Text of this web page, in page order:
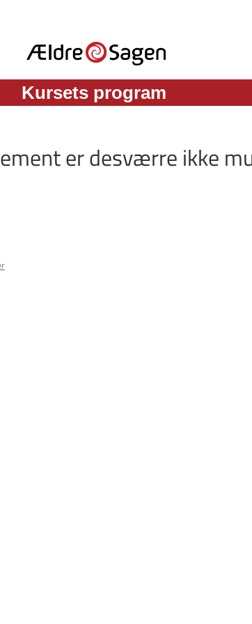
Kursets program
er desværre ikke